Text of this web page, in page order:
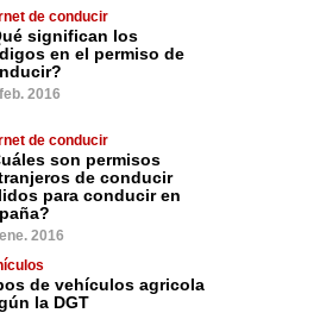
de conducir
significan los
en el permiso de
2016
de conducir
son permisos
de conducir
para conducir en
2016
de vehículos agricola
la DGT